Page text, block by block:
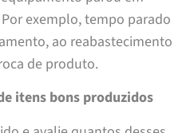
exemplo, tempo parado
ao reabastecimento
de produto.
itens bons produzidos